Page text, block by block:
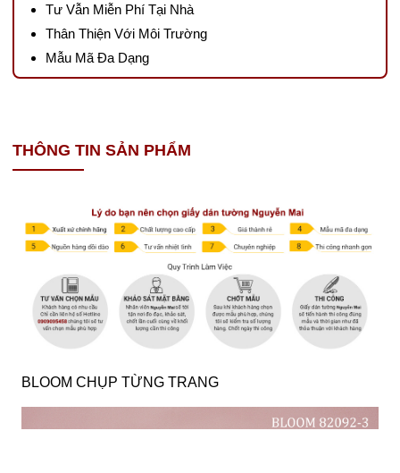
Tư Vẫn Miễn Phí Tại Nhà
Thân Thiện Với Môi Trường
Mẫu Mã Đa Dạng
THÔNG TIN SẢN PHẨM
BLOOM CHỤP TỪNG TRANG